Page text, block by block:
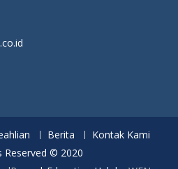
Berita
Kontak Kami
Reserved © 2020